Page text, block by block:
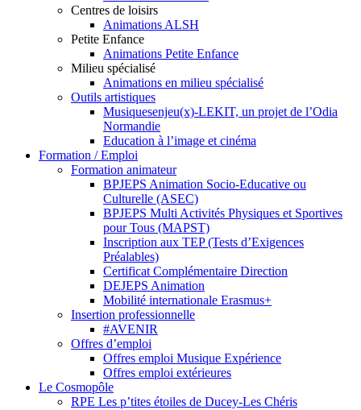
Centres de loisirs
Animations ALSH
Petite Enfance
Animations Petite Enfance
Milieu spécialisé
Animations en milieu spécialisé
Outils artistiques
Musiquesenjeu(x)-LEKIT, un projet de l’Odia
Normandie
Education à l’image et cinéma
Formation / Emploi
Formation animateur
BPJEPS Animation Socio-Educative ou
Culturelle (ASEC)
BPJEPS Multi Activités Physiques et Sportives
pour Tous (MAPST)
Inscription aux TEP (Tests d’Exigences
Préalables)
Certificat Complémentaire Direction
DEJEPS Animation
Mobilité internationale Erasmus+
Insertion professionnelle
#AVENIR
Offres d’emploi
Offres emploi Musique Expérience
Offres emploi extérieures
Le Cosmopôle
RPE Les p’tites étoiles de Ducey-Les Chéris